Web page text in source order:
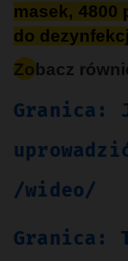
masek, 4800
do
Zobacz
Granica:
/wideo/
Granica: